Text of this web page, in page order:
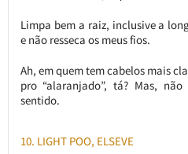
Limpa bem a raiz, inclusive a
e não resseca os meus fios.
Ah, em quem tem cabelos mais
pro “alaranjado”, tá? Mas,
sentido.
10. LIGHT POO, ELSEVE